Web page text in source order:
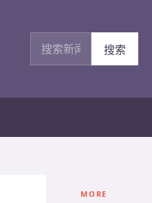
搜索新闻
搜索
MORE